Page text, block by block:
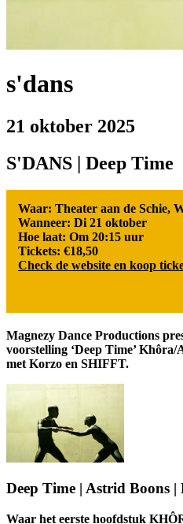
s'dans
21 oktober 2025
S'DANS | Deep Time
Waar: Theater aan de Schie,
Wanneer: Di 21 oktober
Hoe laat: Om 20:15 uur
Tickets: €18,50
Check de website en koop
Magnezy Dance Productions
voorstelling ‘Deep Time’
met Korzo en SHIFFT.
Deep Time | Astrid Boons
Waar het eerste hoofdstuk